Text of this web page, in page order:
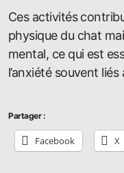
Ces activités
physique du chat
mental, ce qui est
l’anxiété souvent
Partager :
Facebook X